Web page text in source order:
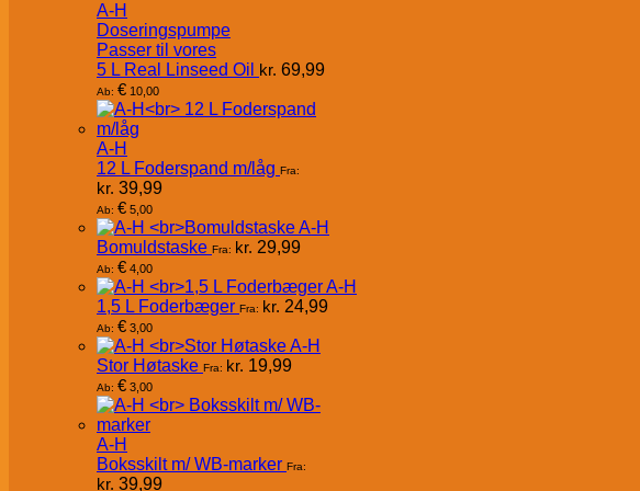
A-H
Doseringspumpe
Passer til vores
5 L Real Linseed Oil kr. 69,99
Ab: € 10,00
A-H
12 L Foderspand m/låg Fra:
kr. 39,99
Ab: € 5,00
A-H
Bomuldstaske Fra: kr. 29,99
Ab: € 4,00
A-H
1,5 L Foderbæger Fra: kr. 24,99
Ab: € 3,00
A-H
Stor Høtaske Fra: kr. 19,99
Ab: € 3,00
A-H
Boksskilt m/ WB-marker Fra:
kr. 39,99